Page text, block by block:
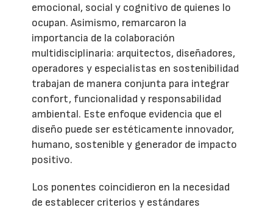
emocional, social y cognitivo de quienes lo
ocupan. Asimismo, remarcaron la
importancia de la colaboración
multidisciplinaria: arquitectos, diseñadores,
operadores y especialistas en sostenibilidad
trabajan de manera conjunta para integrar
confort, funcionalidad y responsabilidad
ambiental. Este enfoque evidencia que el
diseño puede ser estéticamente innovador,
humano, sostenible y generador de impacto
positivo.
Los ponentes coincidieron en la necesidad
de establecer criterios y estándares